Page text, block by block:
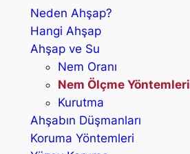
Neden Ahşap?
Hangi Ahşap
Ahşap ve Su
Nem Oranı
Nem Ölçme Yöntemleri
Kurutma
Ahşabın Düşmanları
Koruma Yöntemleri